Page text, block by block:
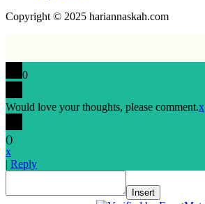
Copyright © 2025 hariannaskah.com
0
Would love your thoughts, please comment.x
()
x
| Reply
Insert